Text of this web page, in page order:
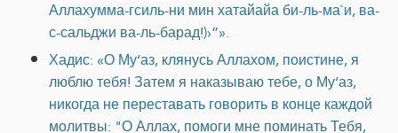
Аллахумма-гсиль-ни мин хатайайа би-ль-ма`и, ва-
с-сальджи ва-ль-барад!)›”».
Хадис: «О Му‘аз, клянусь Аллахом, поистине, я
люблю тебя! Затем я наказываю тебе, о Му‘аз,
никогда не переставать говорить в конце каждой
молитвы: "О Аллах, помоги мне поминать Тебя,